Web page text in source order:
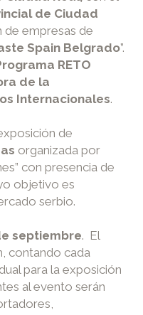
de Ciudad
de empresas de
Spain Belgrado”.
RETO
de la
Internacionales.
de
organizada por
con presencia de
objetivo es
serbio.
septiembre. El
contando cada
para la exposición
al evento serán